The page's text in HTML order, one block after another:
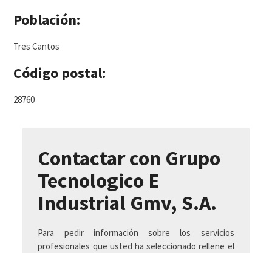
Población:
Tres Cantos
Código postal:
28760
Contactar con Grupo
Tecnologico E
Industrial Gmv, S.A.
Para pedir información sobre los servicios
profesionales que usted ha seleccionado rellene el